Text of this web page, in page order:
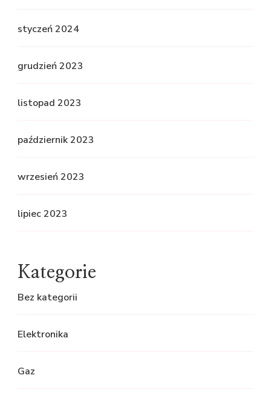
styczeń 2024
grudzień 2023
listopad 2023
październik 2023
wrzesień 2023
lipiec 2023
Kategorie
Bez kategorii
Elektronika
Gaz